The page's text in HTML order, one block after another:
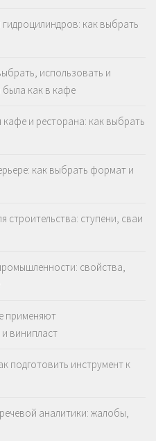
как выбрать
использовать и
как в кафе
и ресторана: как выбрать
как выбрать формат и
строительства: ступени, сваи
свойства,
применяют
винипласт
подготовить инструмент к
аналитики: жалобы,